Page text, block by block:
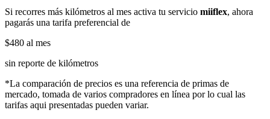
Si recorres más kilómetros al mes activa tu servicio miiflex, ahora
pagarás una tarifa preferencial de
$480 al mes
sin reporte de kilómetros
*La comparación de precios es una referencia de primas de
mercado, tomada de varios compradores en línea por lo cual las
tarifas aqui presentadas pueden variar.